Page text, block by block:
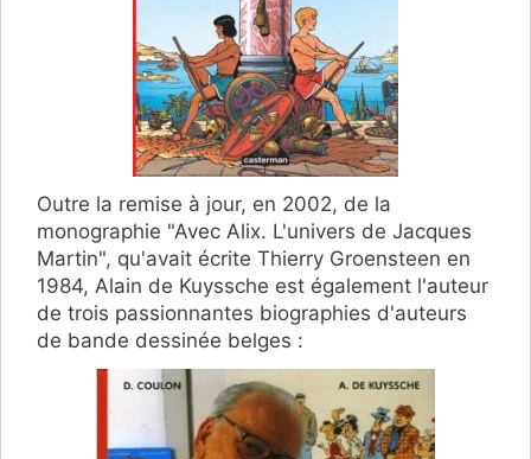
Outre la remise à jour, en 2002, de la
monographie "Avec Alix. L'univers de Jacques
Martin", qu'avait écrite Thierry Groensteen en
1984, Alain de Kuyssche est également l'auteur
de trois passionnantes biographies d'auteurs
de bande dessinée belges :